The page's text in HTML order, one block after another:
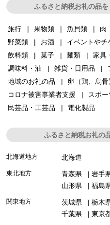
ふるさと納税お礼の品
旅行 果物類 魚貝類 肉
野菜類
お酒 イベントやチ
飲料類
菓子 麺類 家具
調味料・油
雑貨・日用品
地域のお礼の品
卵（鶏、烏骨
コロナ被害事業者支援
スポ
民芸品・工芸品
電化製品
ふるさと納税お礼の
北海道地方 北海道
東北地方 青森県 岩手
山形県
福島
関東地方 茨城県 栃木
千葉県
東京